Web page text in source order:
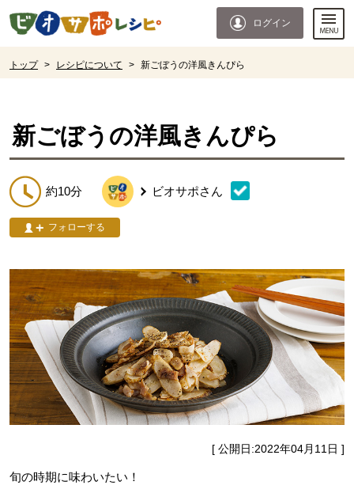
ページの先頭です。
ログイン
トップ > レシピについて > 新ごぼうの洋風きんぴら
新ごぼうの洋風きんぴら
約10分 ビオサポさん
フォローする
[ 公開日:2022年04月11日 ]
旬の時期に味わいたい！